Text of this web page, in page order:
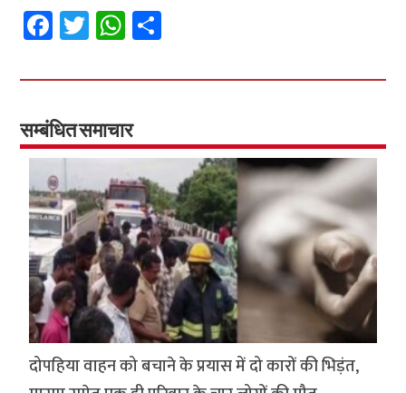
Fa
ce
b
o
o
k
T
wi
tt
er
W
h
at
sA
p
p
ar
सम्बंधित समाचार
दोपहिया वाहन को बचाने के प्रयास में दो कारों की भिड़ंत,